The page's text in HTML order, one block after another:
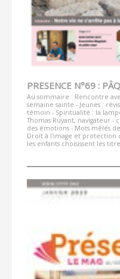
PRESENCE N°69 :
Au sommaire : Rencontre
semaine sainte - Jeunes :
témoin - Spiritualité : la
Thomas Ruyant, navigateur
des émotions - Mots mêlés
Droit à l'image et protection
les enfants choisissent les